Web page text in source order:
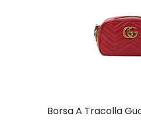
Borsa A Tracolla